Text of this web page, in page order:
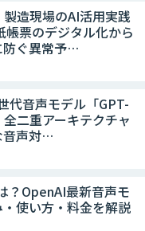
製造現場のAI活用実践
帳票のデジタル化から
防ぐ異常予…
代音声モデル「GPT-
二重アーキテクチャ
音声対…
？OpenAI最新音声モ
使い方・料金を解説